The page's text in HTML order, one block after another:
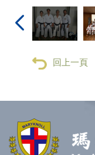
回上一頁